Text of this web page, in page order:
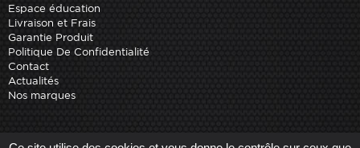
Espace éducation
Livraison et Frais
Garantie Produit
Politique De Confidentialité
Contact
Actualités
Nos marques
Site réalisé par Arobases